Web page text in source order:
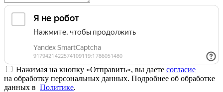
Нажимая на кнопку «Отправить», вы даете согласие
на обработку персональных данных. Подробнее об обработке
данных в Политике.